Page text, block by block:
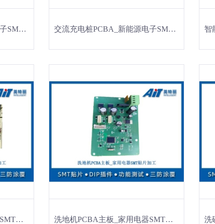
直流充电桩PCBA_新能源电子SMT贴片加工 交流充电桩PCBA_新能源电子SMT贴片加工
热水器PCBA主板_家用电器SMT贴片加工 洗地机PCBA主板_家用电器SMT贴片加工